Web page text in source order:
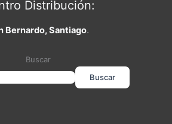
Distribución:
Bernardo, Santiago.
Buscar
Buscar